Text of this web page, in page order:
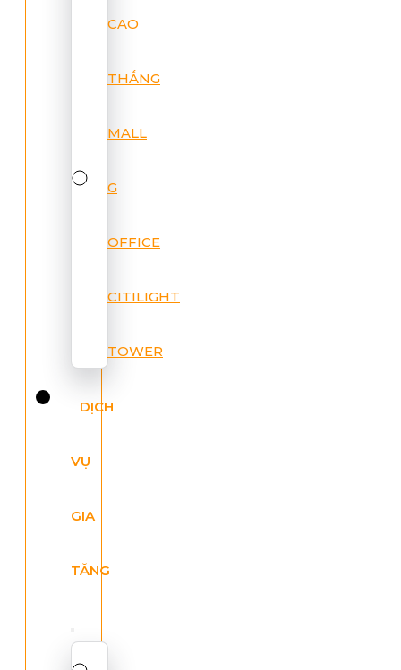
CAO
THẮNG
MALL
G
OFFICE
CITILIGHT
TOWER
DỊCH
VỤ
GIA
TĂNG